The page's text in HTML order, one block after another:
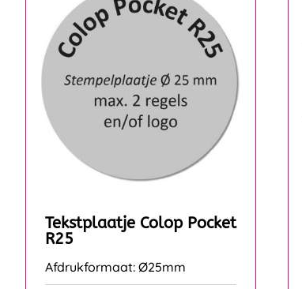
Tekstplaatje Colop Pocket
R25
Afdrukformaat: Ø25mm